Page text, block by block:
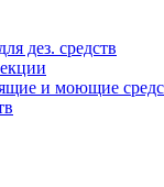
дез. средств
и моющие